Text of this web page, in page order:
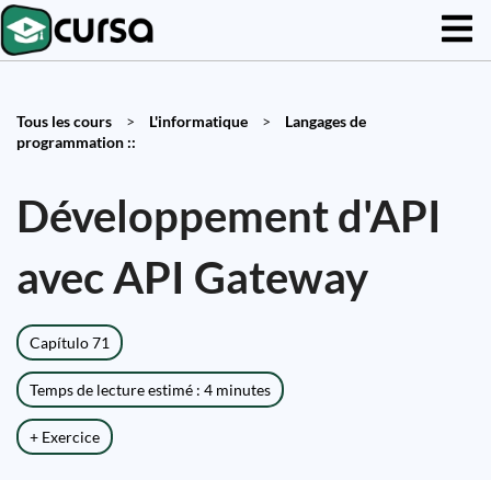
Tous les cours > L'informatique >
Langages de
programmation ::
Développement d'API
avec API Gateway
Capítulo 71
Temps de lecture estimé : 4 minutes
+ Exercice